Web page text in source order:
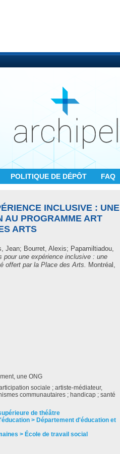
POLITIQUE DE DÉPÔT FAQ
INCLUSIVE : UNE
AU PROGRAMME ART
ARTS
Jean; Bourret, Alexis; Papamiltiadou,
pour une expérience inclusive : une
offert par la Place des Arts. Montréal,
une ONG
sociale ; artiste-médiateur,
communautaires ; handicap ; santé
de théâtre
> Département d'éducation et
> École de travail social